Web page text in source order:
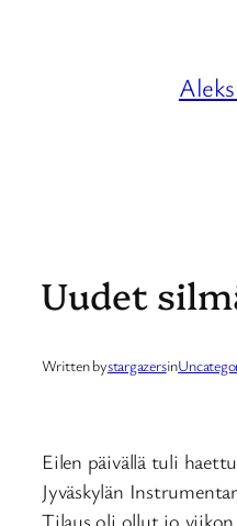
Uudet
Written bystargazersin
Eilen päivällä tuli
Jyväskylän
Tilaus oli ollut jo